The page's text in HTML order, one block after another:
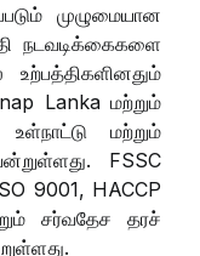
முழுமையான
நடவடிக்கைகளை
Lanka மற்றும்
மற்றும்
FSSC
9001, HACCP
சர்வதேச தரச்